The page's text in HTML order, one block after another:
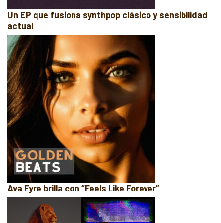
Un EP que fusiona synthpop clásico y sensibilidad
actual
Ava Fyre brilla con “Feels Like Forever”